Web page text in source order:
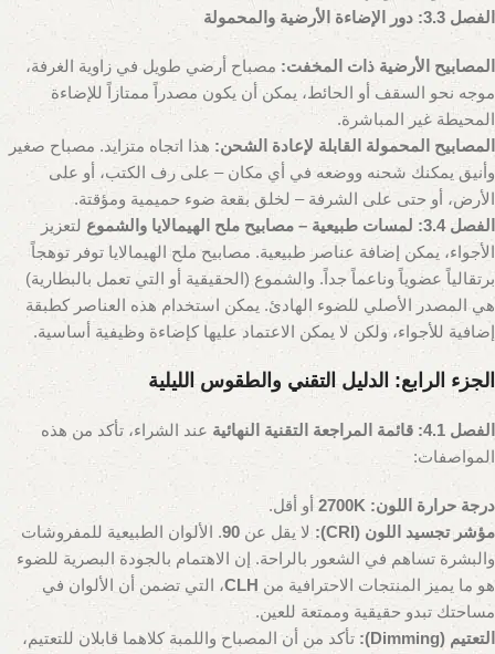
الفصل 3.3: دور الإضاءة الأرضية والمحمولة
المصابيح الأرضية ذات المخفت: مصباح أرضي طويل في زاوية الغرفة،
موجه نحو السقف أو الحائط، يمكن أن يكون مصدراً ممتازاً للإضاءة
المحيطة غير المباشرة.
المصابيح المحمولة القابلة لإعادة الشحن: هذا اتجاه متزايد. مصباح صغير
وأنيق يمكنك شحنه ووضعه في أي مكان – على رف الكتب، أو على
الأرض، أو حتى على الشرفة – لخلق بقعة ضوء حميمية ومؤقتة.
الفصل 3.4: لمسات طبيعية – مصابيح ملح الهيمالايا والشموع
لتعزيز
الأجواء، يمكن إضافة عناصر طبيعية. مصابيح ملح الهيمالايا توفر توهجاً
برتقالياً عضوياً وناعماً جداً. والشموع (الحقيقية أو التي تعمل بالبطارية)
هي المصدر الأصلي للضوء الهادئ. يمكن استخدام هذه العناصر كطبقة
إضافية للأجواء، ولكن لا يمكن الاعتماد عليها كإضاءة وظيفية أساسية.
الجزء الرابع: الدليل التقني والطقوس الليلية
الفصل 4.1: قائمة المراجعة التقنية النهائية
عند الشراء، تأكد من هذه
المواصفات:
درجة حرارة اللون: 2700Kأو أقل.
مؤشر تجسيد اللون (CRI):
لا يقل عن 90. الألوان الطبيعية للمفروشات
والبشرة تساهم في الشعور بالراحة. إن الاهتمام بالجودة البصرية للضوء
هو ما يميز المنتجات الاحترافية من CLH، التي تضمن أن الألوان في
مساحتك تبدو حقيقية وممتعة للعين.
التعتيم (Dimming):
تأكد من أن المصباح واللمبة كلاهما قابلان للتعتيم،